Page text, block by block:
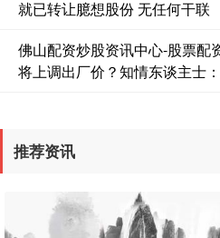
期指IC0
就已转让臆想股份 无任何干联
佛山配资炒股资讯中心-股票配
将上调出厂价？知情东谈主士
推荐资讯